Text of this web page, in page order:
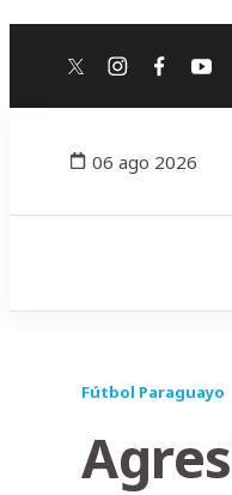
twitterinstagram
06 ago 2026
Fútbol Paraguayo